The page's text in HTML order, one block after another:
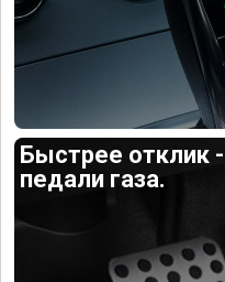
Быстрее отклик
педали газа.